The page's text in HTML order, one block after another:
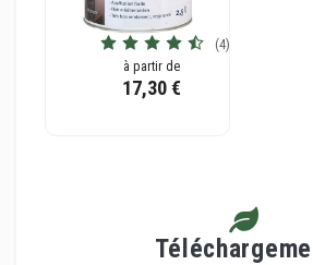
à partir de
17,30 €
(4)